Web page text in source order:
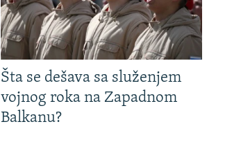
Šta se dešava sa služenjem
vojnog roka na Zapadnom
Balkanu?